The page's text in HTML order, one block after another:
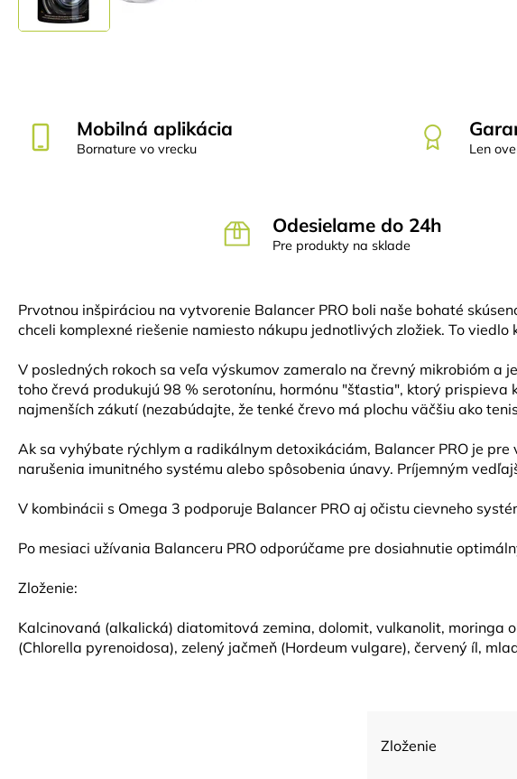
Mobilná aplikácia
Bornature vo vrecku Len
Odesielame do 24h
Pre produkty na sklade
Prvotnou inšpiráciou na vytvorenie Balancer PRO boli naše bohaté
chceli komplexné riešenie namiesto nákupu jednotlivých zložiek. To
V posledných rokoch sa veľa výskumov zameralo na črevný mikrobióm a
toho črevá produkujú 98 % serotonínu, hormónu "šťastia", ktorý
najmenších zákutí (nezabúdajte, že tenké črevo má plochu väčšiu ako
Ak sa vyhýbate rýchlym a radikálnym detoxikáciám, Balancer PRO je
narušenia imunitného systému alebo spôsobenia únavy. Príjemným
V kombinácii s Omega 3 podporuje Balancer PRO aj očistu cievneho
Po mesiaci užívania Balanceru PRO odporúčame pre dosiahnutie
Zloženie:
Kalcinovaná (alkalická) diatomitová zemina, dolomit, vulkanolit, moringa
(Chlorella pyrenoidosa), zelený jačmeň (Hordeum vulgare), červený íl,
Zloženie